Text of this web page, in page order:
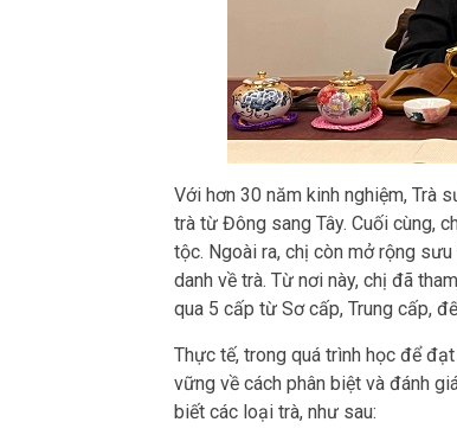
Với hơn 30 năm kinh nghiệm, Trà
trà từ Đông sang Tây. Cuối cùng,
tộc. Ngoài ra, chị còn mở rộng
danh về trà. Từ nơi này, chị đã
qua 5 cấp từ Sơ cấp, Trung cấp,
Thực tế, trong quá trình học để
vững về cách phân biệt và đánh
biết các loại trà, như sau: